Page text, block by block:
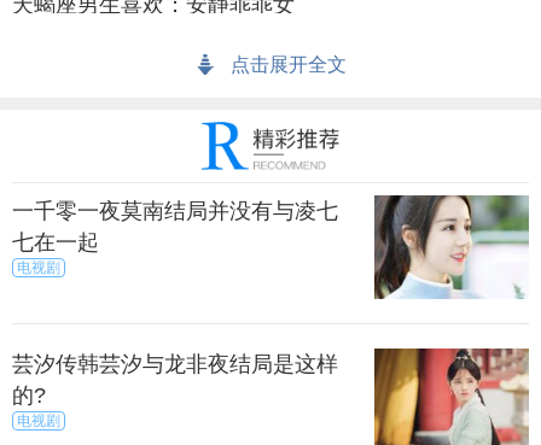
座男生喜欢：安静乖乖女
男对付女人很有一套，所以基本上要在他们面前
有欲强，不喜欢女朋友到处乱跑甚至不喜欢他的女人
被人看，所以他们也不喜欢女朋友不听话，因此安静
的乖乖女会是他们最宝贝的选择。
座男生爱上一个人的表现：
蝎子本性很安静的，也是容易想很多的，都说天蝎
第六感强，是的别人想到的他也想到了，别人没想到
的他也考虑到了，能不强嘛！天蝎有时候容易优柔寡
断，就因为想太多，可怜的娃，每天都这么辛苦，想
点击展开全文
一千零一夜莫南结局并没有与凌七
七在一起
电视剧
芸汐传韩芸汐与龙非夜结局是这样
的?
电视剧